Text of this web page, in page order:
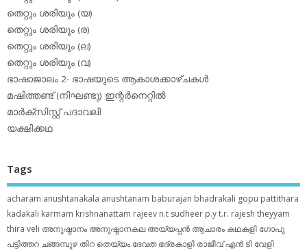
തെറ്റും ശരിയും (യ)
തെറ്റും ശരിയും (ര)
തെറ്റും ശരിയും (ല)
തെറ്റും ശരിയും (വ)
ഭാഷാജാലം 2- ഭാഷയുടെ ആകാശക്കാഴ്ചകള്‍
മഷിത്തണ്ട് (നിഘണ്ടു) ഇന്റര്‍നെറ്റില്‍
മാര്‍ക്‌സിസ്റ്റ് പദാവലി
യക്ഷിക്കഥ
Tags
acharam anushtanakala anushtanam baburajan bhadrakali gopu pattithara
kadakali karmam krishnanattam rajeev n.t sudheer p.yt.r. rajesh theyyam
thira veli അനുഷ്ഠാനം അനുഷ്ഠാനകല അയ്യപ്പന്‍ ആചാരം കഥകളി ഗോപു
പട്ടിത്തറ ചങ്ങമ്പുഴ തിറ തെയ്യം ദേവത ഭദ്രകാളി രാജീവ് എൻ ടി വേളി